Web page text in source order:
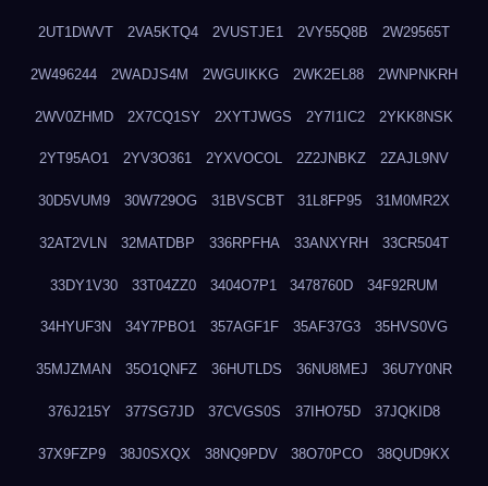
2UT1DWVT 2VA5KTQ4 2VUSTJE1 2VY55Q8B 2W29565T
2W496244 2WADJS4M 2WGUIKKG 2WK2EL88 2WNPNKRH
2WV0ZHMD 2X7CQ1SY 2XYTJWGS 2Y7I1IC2 2YKK8NSK
2YT95AO1 2YV3O361 2YXVOCOL 2Z2JNBKZ 2ZAJL9NV
30D5VUM9 30W729OG 31BVSCBT 31L8FP95 31M0MR2X
32AT2VLN 32MATDBP 336RPFHA 33ANXYRH 33CR504T
33DY1V30 33T04ZZ0 3404O7P1 3478760D 34F92RUM
34HYUF3N 34Y7PBO1 357AGF1F 35AF37G3 35HVS0VG
35MJZMAN 35O1QNFZ 36HUTLDS 36NU8MEJ 36U7Y0NR
376J215Y 377SG7JD 37CVGS0S 37IHO75D 37JQKID8
37X9FZP9 38J0SXQX 38NQ9PDV 38O70PCO 38QUD9KX